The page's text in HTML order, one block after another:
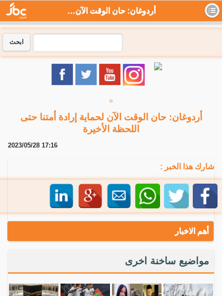
أردوغان: حان الوقت الآن لحماية إرادة أمتنا حتى اللحظة الأخيرة - جي بي سي نيوز
ابحث
أردوغان: حان الوقت الآن لحماية إرادة أمتنا حتى
اللحظة الأخيرة
2023/05/28 17:16
شارك هذا الخبر :
أهم الاخبار
مواضيع ساخنة اخرى